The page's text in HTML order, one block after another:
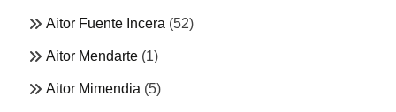
Aitor Fuente Incera (52)
Aitor Mendarte (1)
Aitor Mimendia (5)